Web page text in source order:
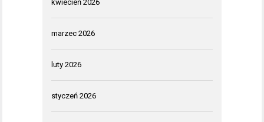
kwiecień 2026
marzec 2026
luty 2026
styczeń 2026